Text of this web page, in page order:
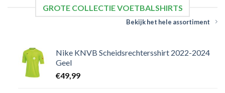
GROTE COLLECTIE VOETBALSHIRTS
Bekijk het hele assortiment
Nike KNVB Scheidsrechtersshirt 2022-2024
Geel
€49,99